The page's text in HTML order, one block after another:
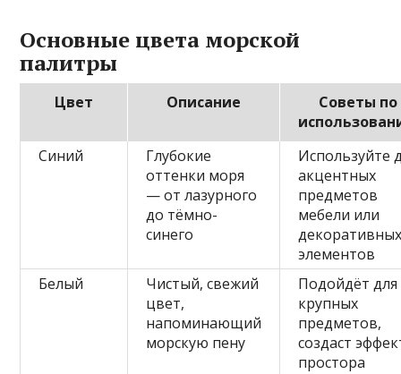
Основные цвета морской
палитры
Цвет Описание
Советы по
Синий
Глубокие
оттенки моря
— от лазурного
до тёмно-
синего
Используйте
акцентных
предметов
мебели или
элементов
Белый
Чистый, свежий
цвет,
напоминающий
морскую пену
Подойдёт для
крупных
предметов,
создаст
простора